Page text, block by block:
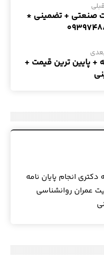
صنعتی + تضمینی *
+ پایین ترین قیمت +
دکتری انجام پایان نامه
عمران روانشناسی